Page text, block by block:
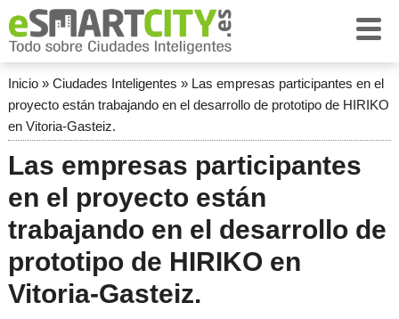
Inicio» Ciudades Inteligentes » Las empresas participantes en el
proyecto están trabajando en el desarrollo de prototipo de HIRIKO
en Vitoria-Gasteiz.
Las empresas participantes
en el proyecto están
trabajando en el desarrollo de
prototipo de HIRIKO en
Vitoria-Gasteiz.